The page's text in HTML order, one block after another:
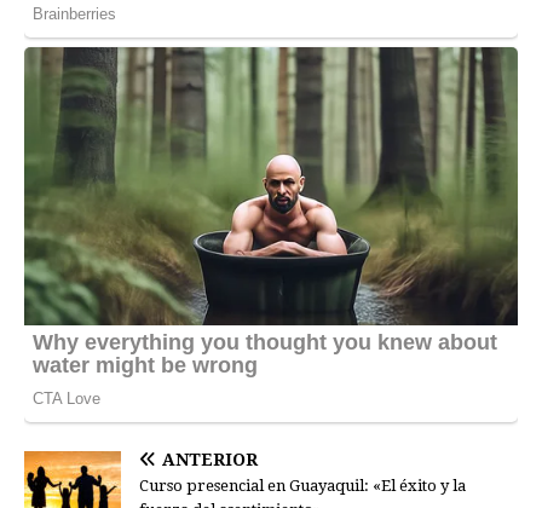
ANTERIOR
Curso presencial en Guayaquil: «El éxito y la